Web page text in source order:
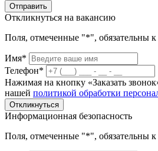
Отправить
Откликнуться на вакансию
Поля, отмеченные "*", обязательны
Имя*
Телефон*
Нажимая на кнопку «Заказать
нашей политикой обработки
Откликнуться
Информационная безопасность
Поля, отмеченные "*", обязательны